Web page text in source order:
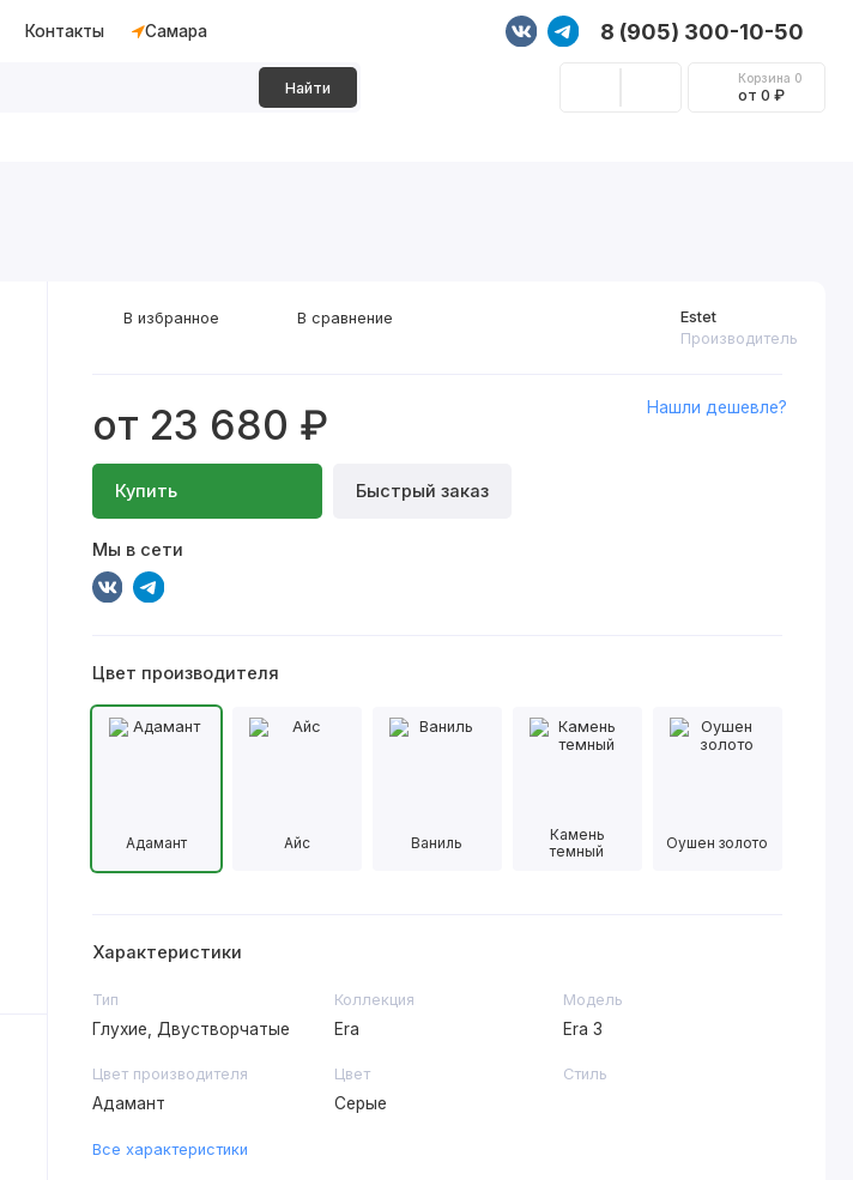
Контакты Самара 8 (905) 300-10-50
Найти
Корзина 0
от 0 ₽
Estet
Производитель
от 23 680 ₽
Купить Быстрый заказ
Нашли дешевле?
Мы в сети
В избранное В сравнение
Цвет производителя
Адамант Айс Ваниль
Камень
темный
Оушен золото
Характеристики
Тип
Глухие, Двустворчатые
Коллекция
Era
Модель
Era 3
Цвет производителя
Адамант
Цвет
Серые
Стиль
Все характеристики